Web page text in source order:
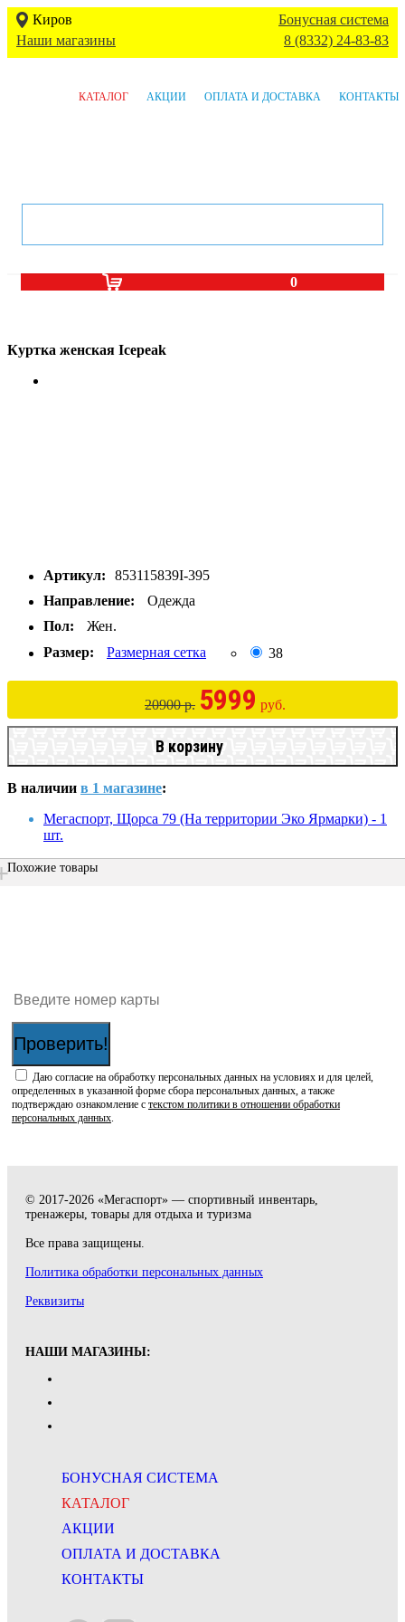
Киров
Наши магазины
Бонусная система
8 (8332) 24-83-83
КАТАЛОГ АКЦИИ ОПЛАТА И ДОСТАВКА КОНТАКТЫ
0
Куртка женская Icepeak
Артикул:
853115839I-395
Направление:
Одежда
Пол:
Жен.
Размер:
Размерная сетка 38
20900 р. 5999 руб.
В корзину
В наличии в 1 магазине:
Мегаспорт, Щорса 79 (На территории Эко Ярмарки) - 1
шт.
Похожие товары
Проверить!
Даю согласие на обработку персональных данных на условиях и для целей,
определенных в указанной форме сбора персональных данных, а также
подтверждаю ознакомление с текстом политики в отношении обработки
персональных данных
© 2017-2026 «Мегаспорт» — спортивный инвентарь,
тренажеры, товары для отдыха и туризма
Все права защищены.
Политика обработки персональных данных
Реквизиты
НАШИ МАГАЗИНЫ:
БОНУСНАЯ СИСТЕМА
КАТАЛОГ
АКЦИИ
ОПЛАТА И ДОСТАВКА
КОНТАКТЫ